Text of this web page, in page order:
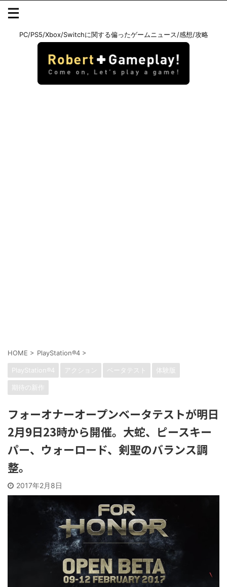
PC/PS5/Xbox/Switchに関する偏ったゲームニュース/感想/攻略
HOME > PlayStation®4 >
PlayStation®4 アクション ベータテスト 体験版
期待の新作
フォーオナーオープンベータテストが明日
2月9日23時から開催。大蛇、ピースキー
パー、ウォーロード、剣聖のバランス調
整。
2017年2月8日